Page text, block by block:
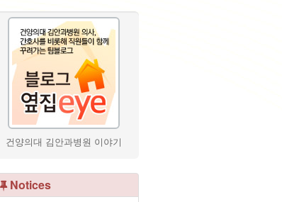
건양의대 김안과병원 이야기
Notices